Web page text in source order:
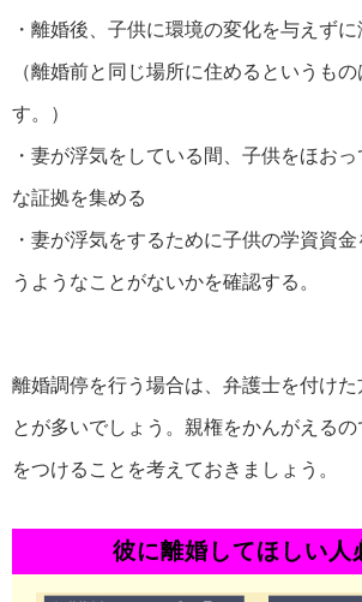
・離婚後、子供に環境の変化を与えず
（離婚前と同じ場所に住めるというも
す。）
・妻が浮気をしている間、子供をほお
な証拠を集める
・妻が浮気をするために子供の学資資
うようなことがないかを確認する。
離婚調停を行う場合は、弁護士を付けた
とが多いでしょう。親権をかんがえる
をつけることを考えておきましょう。
彼に離婚してほしい人